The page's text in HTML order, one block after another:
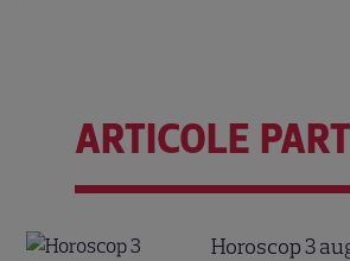
ARTICOLE
Horoscop 3